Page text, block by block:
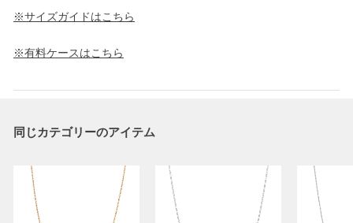
※サイズガイドはこちら
※有料ケースはこちら
同じカテゴリーのアイテム